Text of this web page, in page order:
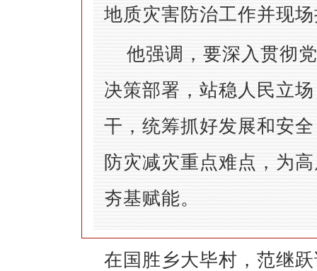
地质灾害防治工作并现
他强调，要深入贯彻
决策部署，站稳人民立
干，统筹抓好发展和安
防灾减灾重点难点，为
夯基赋能。
在国胜乡大毕村，范继